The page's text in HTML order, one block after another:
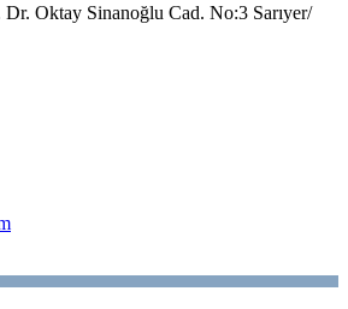
Oktay Sinanoğlu Cad. No:3 Sarıyer/